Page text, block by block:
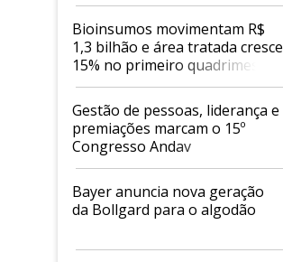
Bioinsumos movimentam R$
1,3 bilhão e área tratada cresce
15% no primeiro quadrimestre
de 2026
Gestão de pessoas, liderança e
premiações marcam o 15º
Congresso Andav
Bayer anuncia nova geração
da Bollgard para o algodão